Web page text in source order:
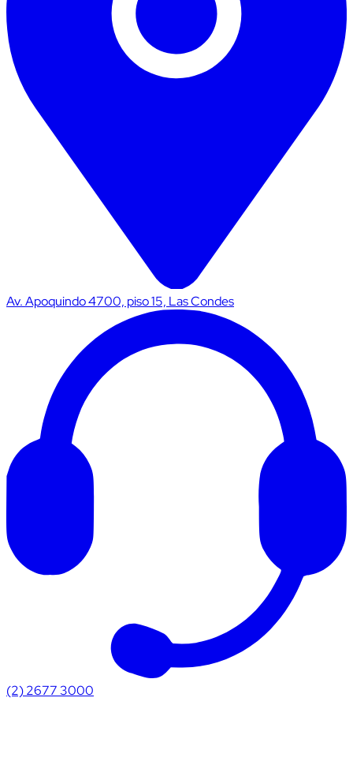
Av. Apoquindo 4700, piso 15, Las Condes
(2) 2677 3000